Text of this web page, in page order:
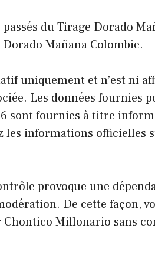
du Tirage Dorado
Mañana Colombie.
uniquement et n’est ni
Les données fournies
sont fournies à titre
les informations officielles
provoque une
De cette façon,
Chontico Millonario sans